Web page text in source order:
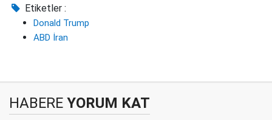
Etiketler :
Donald Trump
ABD İran
HABERE YORUM KAT